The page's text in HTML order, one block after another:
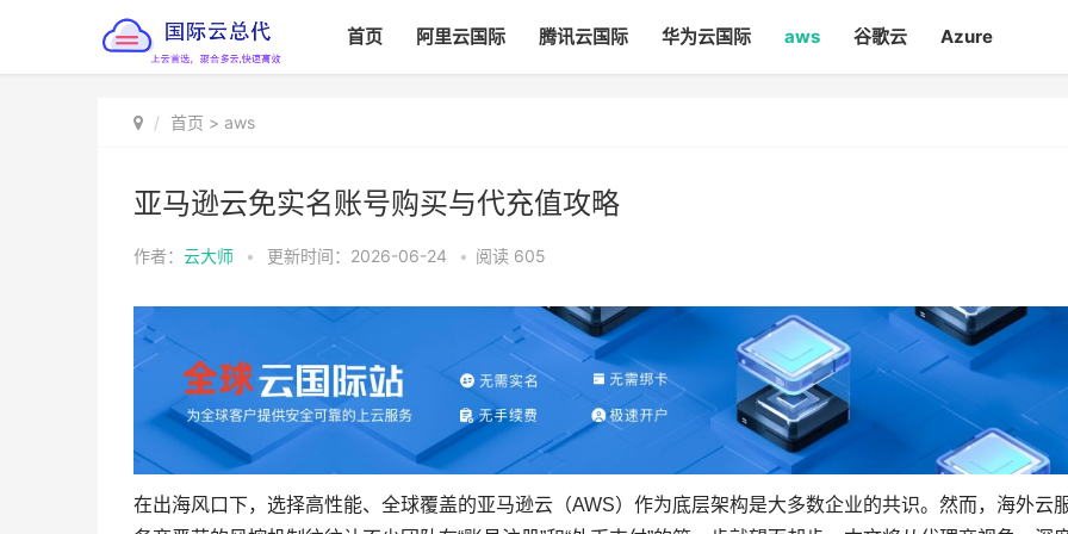
首页 阿里云国际 腾讯云国际 华为云国际 aws 谷歌云 Azure
首页 > aws
亚马逊云免实名账号购买与代充值攻略
作者： 云大师 • 更新时间：2026-06-24 • 阅读 605
在出海风口下，选择高性能、全球覆盖的亚马逊云（AWS）作为底层架构是大多数企业的共识。然而，海外云